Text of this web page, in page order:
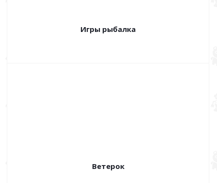
Игры рыбалка
Ветерок